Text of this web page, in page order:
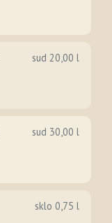
sud 20,00 l
sud 30,00 l
sklo 0,75 l